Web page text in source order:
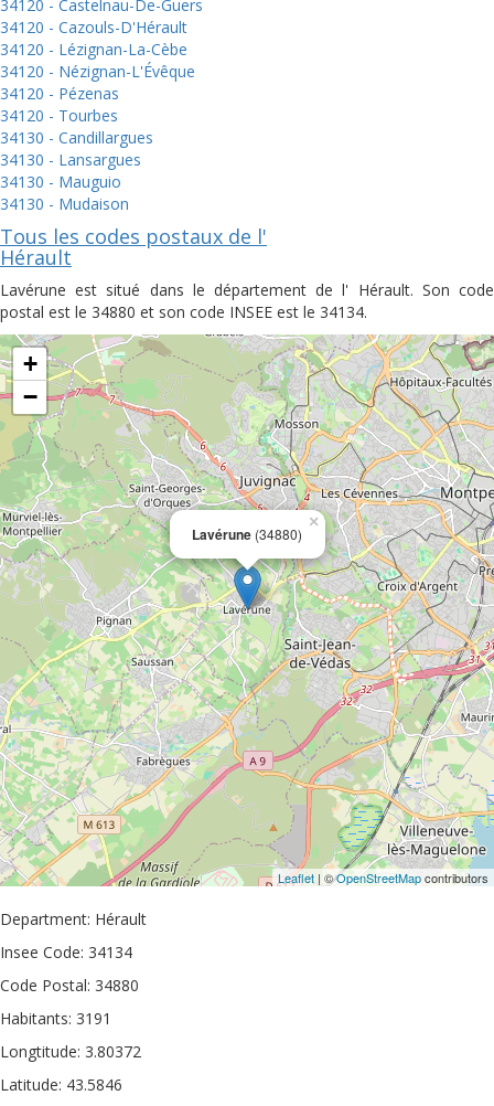
34120 - Castelnau-De-Guers
34120 - Cazouls-D'Hérault
34120 - Lézignan-La-Cèbe
34120 - Nézignan-L'Évêque
34120 - Pézenas
34120 - Tourbes
34130 - Candillargues
34130 - Lansargues
34130 - Mauguio
34130 - Mudaison
Tous les codes postaux de l'
Hérault
Lavérune est situé dans le département de l' Hérault. Son code
postal est le 34880 et son code INSEE est le 34134.
Lavérune (34880)
×
+
−
Leaflet | ©OpenStreetMapcontributors
Department: Hérault
Insee Code: 34134
Code Postal: 34880
Habitants: 3191
Longtitude: 3.80372
Latitude: 43.5846